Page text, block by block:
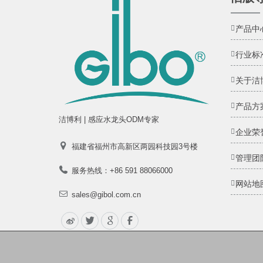
洁博利 | 感应水龙头ODM专家
福建省福州市高新区两园科技园3号楼
服务热线：+86 591 88066000
sales@gibol.com.cn
产品中
行业标
关于洁
产品方
企业荣
管理团
网站地